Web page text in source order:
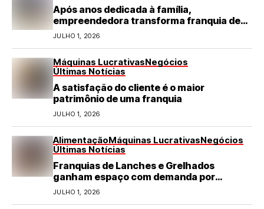
Após anos dedicada à família,
empreendedora transforma franquia de
turismo em negócio de destaque no RN
JULHO 1, 2026
Máquinas LucrativasNegócios
Últimas Notícias
A satisfação do cliente é o maior
patrimônio de uma franquia
JULHO 1, 2026
AlimentaçãoMáquinas LucrativasNegócios
Últimas Notícias
Franquias de Lanches e Grelhados
ganham espaço com demanda por
refeições rápidas e de qualidade
JULHO 1, 2026